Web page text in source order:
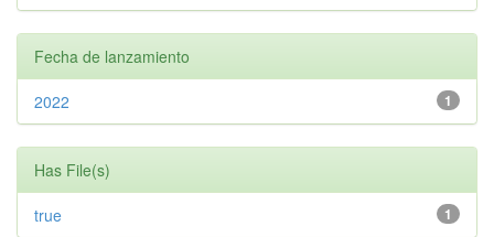
Fecha de lanzamiento
1
2022
Has File(s)
1
true